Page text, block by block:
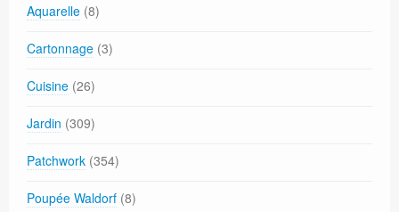
Aquarelle (8)
Cartonnage (3)
Cuisine (26)
Jardin (309)
Patchwork (354)
Poupée Waldorf (8)